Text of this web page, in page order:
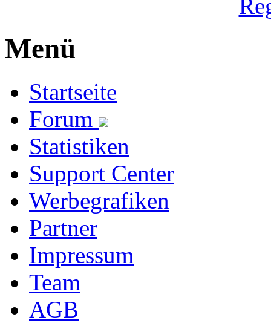
Menü
Startseite
Forum
Statistiken
Support Center
Werbegrafiken
Partner
Impressum
Team
AGB